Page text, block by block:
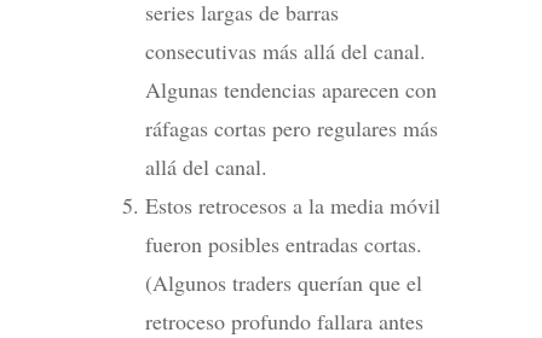
series largas de barras
consecutivas más allá del canal.
Algunas tendencias aparecen con
ráfagas cortas pero regulares más
allá del canal.
Estos retrocesos a la media móvil
fueron posibles entradas cortas.
(Algunos traders querían que el
retroceso profundo fallara antes